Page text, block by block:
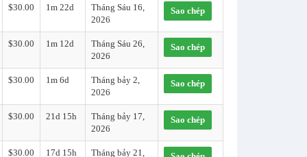
$30.00 1m 22d
Tháng Sáu 16,
2026
Sao chép
$30.00 1m 12d
Tháng Sáu 26,
2026
Sao chép
$30.00 1m 6d
Tháng bảy 2,
2026
Sao chép
$30.00 21d 15h
Tháng bảy 17,
2026
Sao chép
$30.00 17d 15h
Tháng bảy 21,